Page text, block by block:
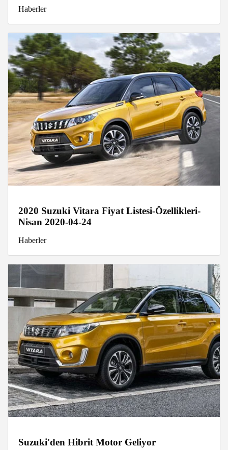
Haberler
2020 Suzuki Vitara Fiyat Listesi-Özellikleri-
Nisan 2020-04-24
Haberler
Suzuki'den Hibrit Motor Geliyor